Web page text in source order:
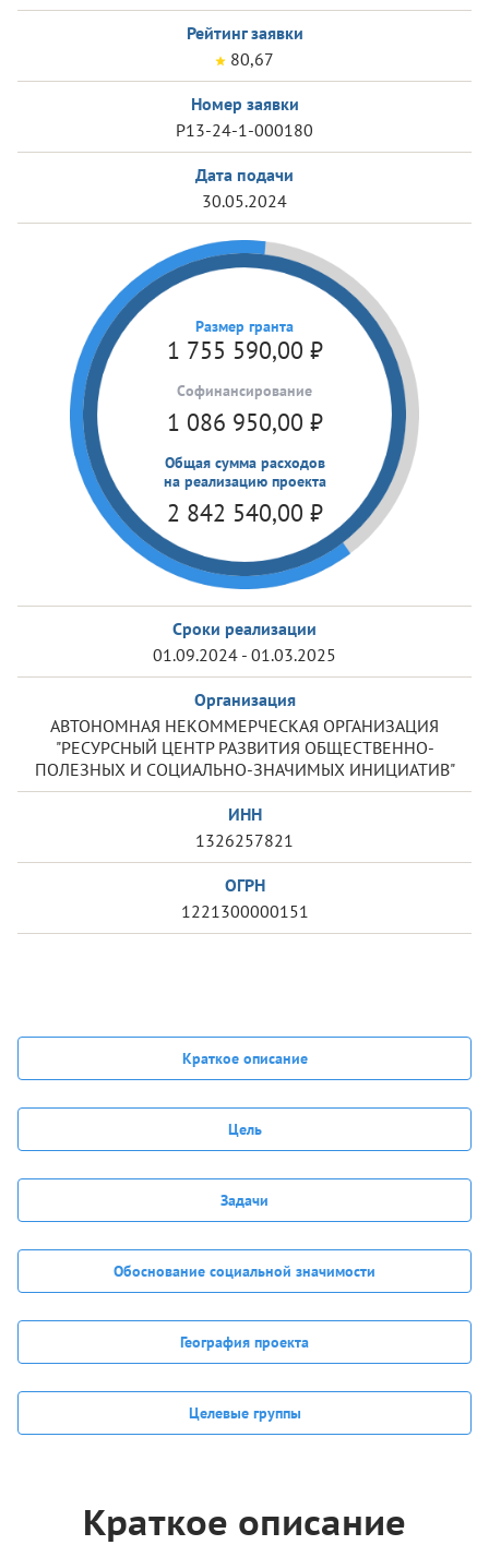
Рейтинг заявки
80,67
Номер заявки
Р13-24-1-000180
Дата подачи
30.05.2024
Размер гранта
1 755 590,00 ₽
Cофинансирование
1 086 950,00 ₽
Общая сумма расходов
на реализацию проекта
2 842 540,00 ₽
Сроки реализации
01.09.2024 - 01.03.2025
Организация
АВТОНОМНАЯ НЕКОММЕРЧЕСКАЯ ОРГАНИЗАЦИЯ
"РЕСУРСНЫЙ ЦЕНТР РАЗВИТИЯ ОБЩЕСТВЕННО-
ПОЛЕЗНЫХ И СОЦИАЛЬНО-ЗНАЧИМЫХ ИНИЦИАТИВ"
ИНН
1326257821
ОГРН
1221300000151
Краткое описание
Цель
Задачи
Обоснование социальной значимости
География проекта
Целевые группы
Краткое описание